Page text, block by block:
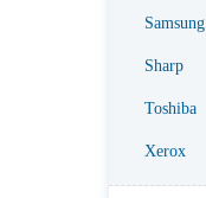
Samsung
Sharp
Toshiba
Xerox